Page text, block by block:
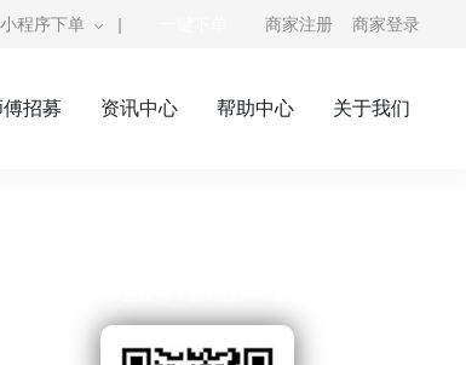
小程序下单 | 商家注册 商家登录
傅招募 资讯中心 帮助中心 关于我们